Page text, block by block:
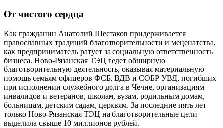
От чистого сердца
Как гражданин Анатолий Шестаков придерживается
православных традиций благотворительности и меценатства,
как предприниматель ратует за социальную ответственность
бизнеса. Ново-Рязанская ТЭЦ ведет обширную
благотворительную деятельность, оказывая материальную
помощь семьям офицеров ФСБ, ВДВ и СОБР УВД, погибших
при исполнении служебного долга в Чечне, организациям
инвалидов и ветеранов, школам, вузам, родильным домам,
больницам, детским садам, церквям. За последние пять лет
только Ново-Рязанская ТЭЦ на благотворительные цели
выделила свыше 10 миллионов рублей.